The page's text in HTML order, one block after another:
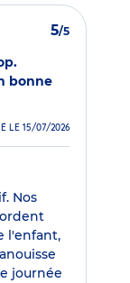
5/5
bonne
LE 15/07/2026
Nos
l'enfant,
journée